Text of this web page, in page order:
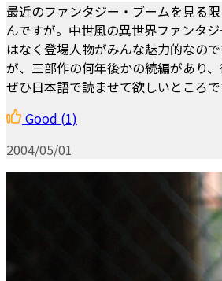
最近のファンタジー・ブームを見る
んですが。中世風の異世界ファンタ
はなく登場人物がみんな魅力的なの
が、三部作の何年後かの続編があり
ぜひ日本語で読ませて欲しいところで
Good (1)
2004/05/01